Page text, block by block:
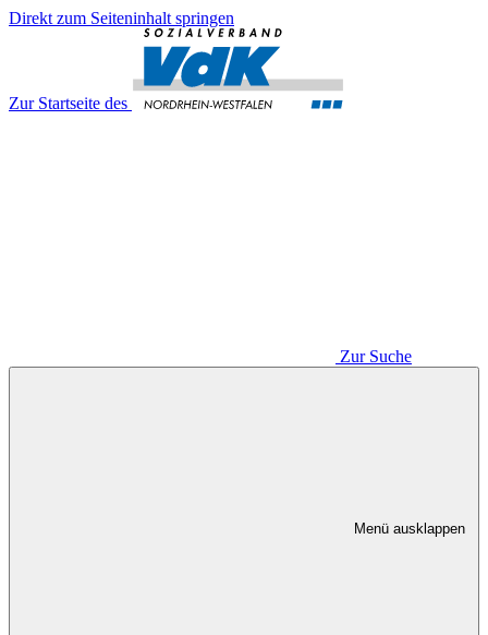
Direkt zum Seiteninhalt springen
Zur Startseite des
Zur Suche
Menü ausklappen